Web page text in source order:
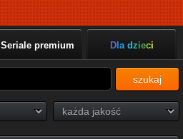
Seriale premium Dla dzieci
szukaj